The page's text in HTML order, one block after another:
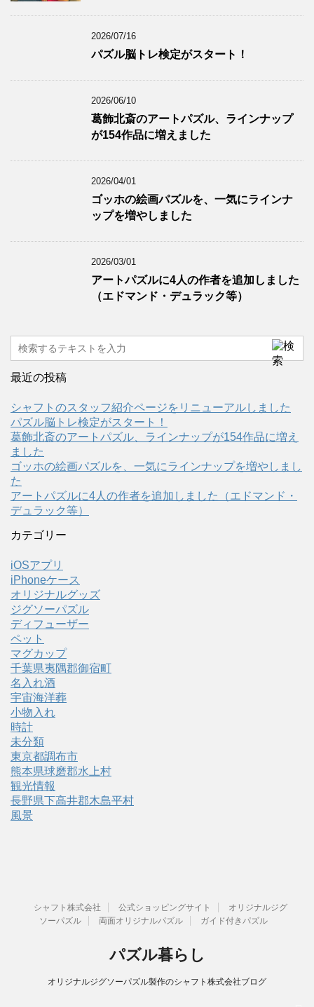
2026/07/16
パズル脳トレ検定がスタート！
2026/06/10
葛飾北斎のアートパズル、ラインナップ
が154作品に増えました
2026/04/01
ゴッホの絵画パズルを、一気にラインナ
ップを増やしました
2026/03/01
アートパズルに4人の作者を追加しました
（エドマンド・デュラック等）
最近の投稿
シャフトのスタッフ紹介ページをリニューアルしました
パズル脳トレ検定がスタート！
葛飾北斎のアートパズル、ラインナップが154作品に増え
ました
ゴッホの絵画パズルを、一気にラインナップを増やしまし
た
アートパズルに4人の作者を追加しました（エドマンド・
デュラック等）
カテゴリー
iOSアプリ
iPhoneケース
オリジナルグッズ
ジグソーパズル
ディフューザー
ペット
マグカップ
千葉県夷隅郡御宿町
名入れ酒
宇宙海洋葬
小物入れ
時計
未分類
東京都調布市
熊本県球磨郡水上村
観光情報
長野県下高井郡木島平村
風景
シャフト株式会社 公式ショッピングサイト
オリジナルジグ
ソーパズル
両面オリジナルパズル ガイド付きパズル
パズル暮らし
オリジナルジグソーパズル製作のシャフト株式会社ブログ